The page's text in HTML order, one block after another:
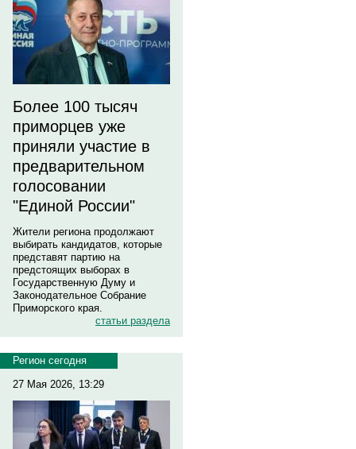
Более 100 тысяч
приморцев уже
приняли участие в
предварительном
голосовании
"Единой России"
Жители региона продолжают
выбирать кандидатов, которые
представят партию на
предстоящих выборах в
Государственную Думу и
Законодательное Собрание
Приморского края.
статьи раздела
Регион сегодня
27 Мая 2026, 13:29